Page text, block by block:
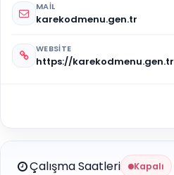
MAIL
karekodmenu.gen.tr
WEBSITE
https://karekodmenu.gen.tr
Çalışma Saatleri Kapalı